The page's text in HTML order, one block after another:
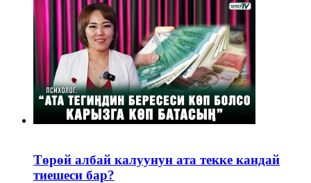
Төрөй албай калуунун ата текке кандай
тиешеси бар?